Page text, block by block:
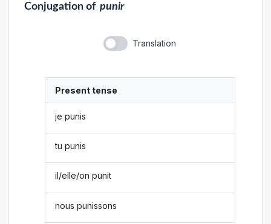
Conjugationof punir
Translation
Present tense
je punis
tu punis
il/elle/on punit
nous punissons